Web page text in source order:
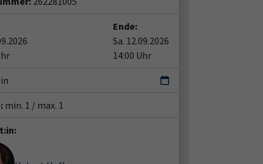
Ende:
Sa. 12.09.2026
14:00 Uhr
min. 1 / max. 1